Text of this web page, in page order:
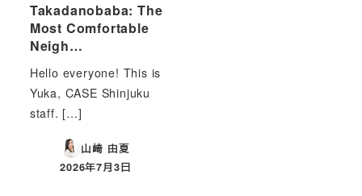
Takadanobaba: The
Most Comfortable
Neigh…
Hello everyone! This is
Yuka, CASE Shinjuku
staff. […]
山﨑 由夏
投稿日
2026年7月3日